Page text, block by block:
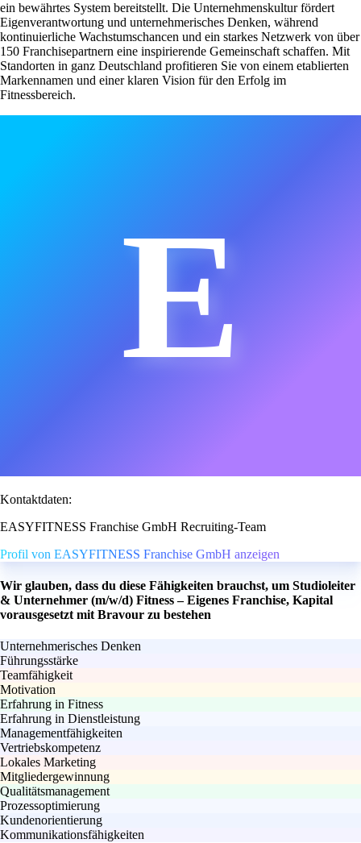
ein bewährtes System bereitstellt. Die Unternehmenskultur fördert
Eigenverantwortung und unternehmerisches Denken, während
kontinuierliche Wachstumschancen und ein starkes Netzwerk von über
150 Franchisepartnern eine inspirierende Gemeinschaft schaffen. Mit
Standorten in ganz Deutschland profitieren Sie von einem etablierten
Markennamen und einer klaren Vision für den Erfolg im
Fitnessbereich.
E
Kontaktdaten:
EASYFITNESS Franchise GmbH Recruiting-Team
Profil von EASYFITNESS Franchise GmbH anzeigen
Wir glauben, dass du diese Fähigkeiten brauchst, um Studioleiter
& Unternehmer (m/w/d) Fitness – Eigenes Franchise, Kapital
vorausgesetzt mit Bravour zu bestehen
Unternehmerisches Denken
Führungsstärke
Teamfähigkeit
Motivation
Erfahrung in Fitness
Erfahrung in Dienstleistung
Managementfähigkeiten
Vertriebskompetenz
Lokales Marketing
Mitgliedergewinnung
Qualitätsmanagement
Prozessoptimierung
Kundenorientierung
Kommunikationsfähigkeiten